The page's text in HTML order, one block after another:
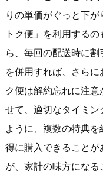
りの単価がぐっと下
トク便」を利用する
ら、毎回の配送時に
を併用すれば、さら
ク便は解約忘れに注
せて、適切なタイミ
ように、複数の特典
得に購入できること
が、家計の味方にな